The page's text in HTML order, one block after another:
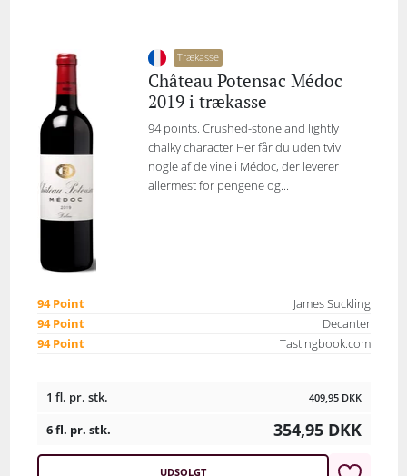
Trækasse
Château Potensac Médoc
2019 i trækasse
94 points. Crushed-stone and lightly
chalky character Her får du uden tvivl
nogle af de vine i Médoc, der leverer
allermest for pengene og...
94 Point
James Suckling
94 Point
Decanter
94 Point
Tastingbook.com
1 fl. pr. stk. 409,95 DKK
6 fl. pr. stk. 354,95 DKK
UDSOLGT